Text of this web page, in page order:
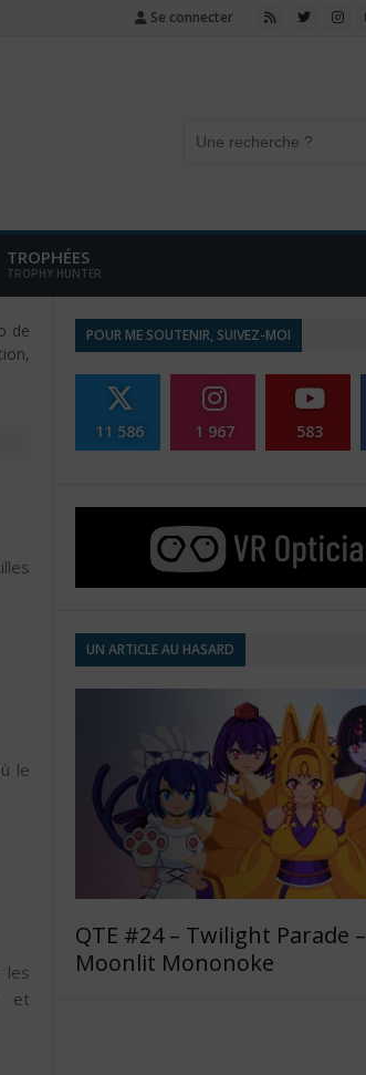
Se connecter
TROPHÉES
TROPHY HUNTER
de
le
les
et
POUR ME SOUTENIR, SUIVEZ-MOI
11 586 1 967 583
UN ARTICLE AU HASARD
QTE #24 – Twilight Parade –
Moonlit Mononoke